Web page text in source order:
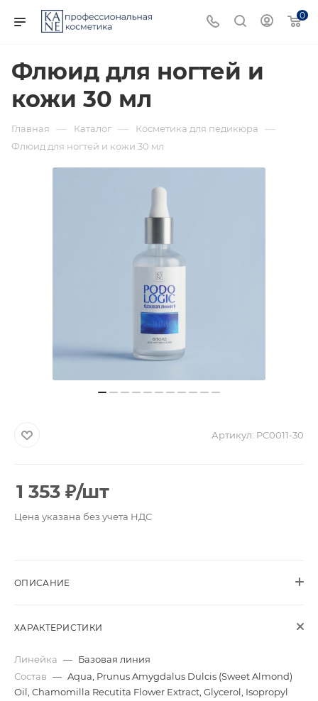
0
Флюид для ногтей и
кожи 30 мл
Главная — Каталог — Косметика для педикюра —
Флюид для ногтей и кожи 30 мл
Артикул: PC0011-30
1 353 ₽/шт
Цена указана без учета НДС
ОПИСАНИЕ
ХАРАКТЕРИСТИКИ
Линейка — Базовая линия
Состав — Aqua, Prunus Amygdalus Dulcis (Sweet Almond)
Oil, Chamomilla Recutita Flower Extract, Glycerol, Isopropyl